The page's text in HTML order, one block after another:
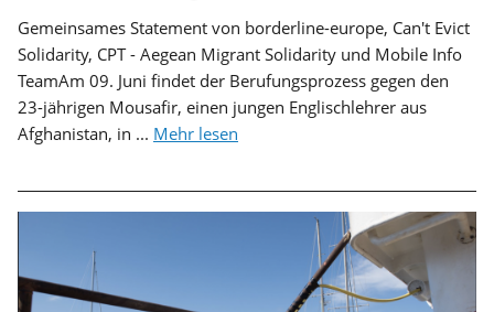
Gemeinsames Statement von borderline-europe, Can't Evict
Solidarity, CPT - Aegean Migrant Solidarity und Mobile Info
TeamAm 09. Juni findet der Berufungsprozess gegen den
23-jährigen Mousafir, einen jungen Englischlehrer aus
Afghanistan, in ... Mehr lesen